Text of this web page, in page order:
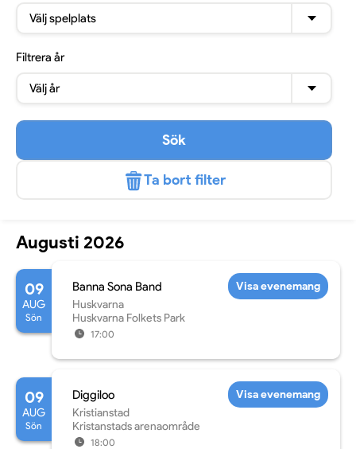
Välj spelplats
Filtrera år
Välj år
Sök
Ta bort filter
Augusti 2026
09
AUG
Sön
Banna Sona Band
Huskvarna
Huskvarna Folkets Park
17:00
Visa evenemang
09
AUG
Sön
Diggiloo
Kristianstad
Kristanstads arenaområde
18:00
Visa evenemang